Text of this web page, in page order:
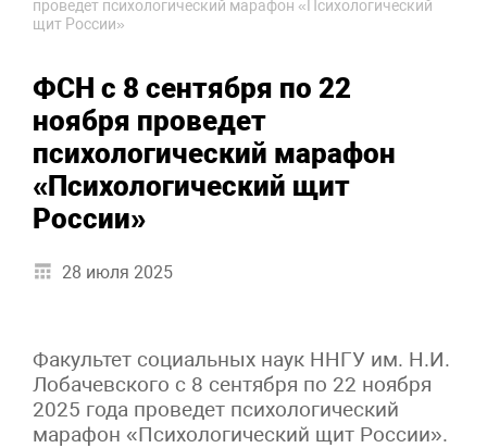
проведет психологический марафон «Психологический
щит России»
ФСН с 8 сентября по 22
ноября проведет
психологический марафон
«Психологический щит
России»
28 июля 2025
Факультет социальных наук ННГУ им. Н.И.
Лобачевского с 8 сентября по 22 ноября
2025 года проведет психологический
марафон «Психологический щит России».